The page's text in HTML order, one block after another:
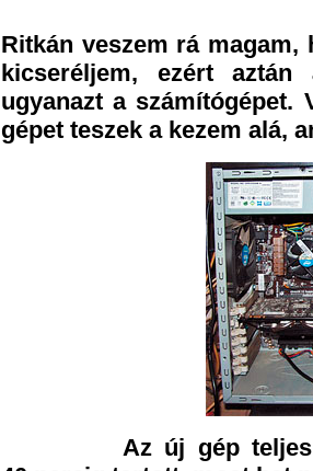
Ritkán veszem rá magam,
kicseréljem, ezért
ugyanazt a
gépet teszek a kezem alá,
Az új gép teljes